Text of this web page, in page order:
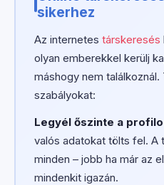
sikerhez
Az internetes társkeresés
olyan emberekkel kerülj
máshogy nem
szabályokat:
Legyél őszinte a
valós adatokat tölts fel. A
minden – jobb ha már az
mindenkit igazán.